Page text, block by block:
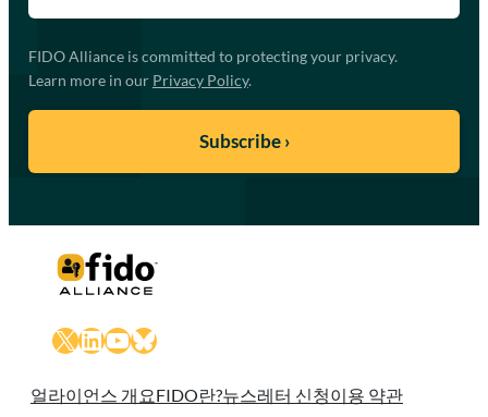
FIDO Alliance is committed to protecting your privacy.
Learn more in our Privacy Policy.
X LinkedIn
YouTube
Bluesky
얼라이언스 개요FIDO란?뉴스레터 신청이용 약관